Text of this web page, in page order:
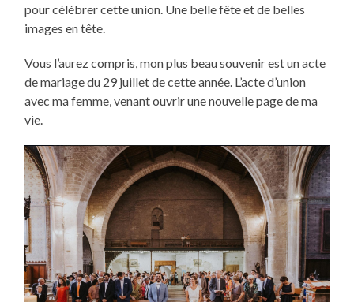
pour célébrer cette union. Une belle fête et de belles
images en tête.
Vous l’aurez compris, mon plus beau souvenir est un acte
de mariage du 29 juillet de cette année. L’acte d’union
avec ma femme, venant ouvrir une nouvelle page de ma
vie.